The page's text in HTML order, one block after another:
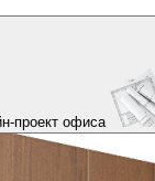
проект офиса